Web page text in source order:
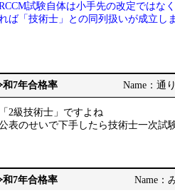
試験自体は小手先の改定ではな
ば「技術士」との同列扱いが成立し
和7年合格率 Name：通
2級技術士」ですよね
表のせいで下手したら技術士一次試
和7年合格率 Name：